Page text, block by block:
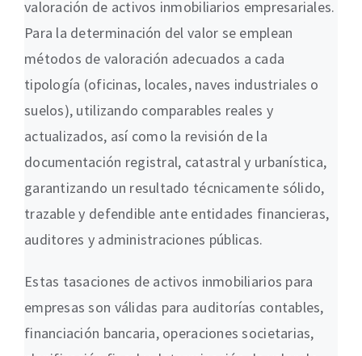
valoración de activos inmobiliarios empresariales.
Para la determinación del valor se emplean
métodos de valoración adecuados a cada
tipología (oficinas, locales, naves industriales o
suelos), utilizando comparables reales y
actualizados, así como la revisión de la
documentación registral, catastral y urbanística,
garantizando un resultado técnicamente sólido,
trazable y defendible ante entidades financieras,
auditores y administraciones públicas.
Estas tasaciones de activos inmobiliarios para
empresas son válidas para auditorías contables,
financiación bancaria, operaciones societarias,